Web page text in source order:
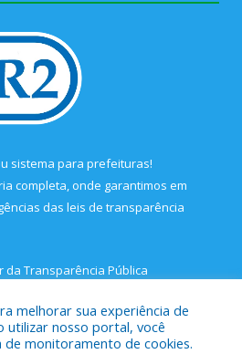
sistema para prefeituras!
completa, onde garantimos em
das leis de transparência
da Transparência Pública
melhorar sua experiência de
utilizar nosso portal, você
monitoramento de cookies.